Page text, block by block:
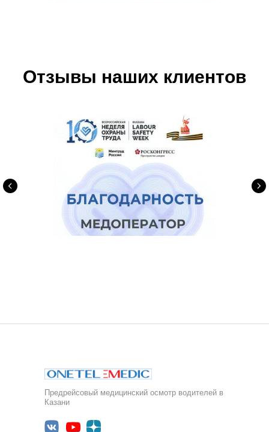
Отзывы наших клиентов
Предрейсовый медицинский осмотр водителей в
Казани